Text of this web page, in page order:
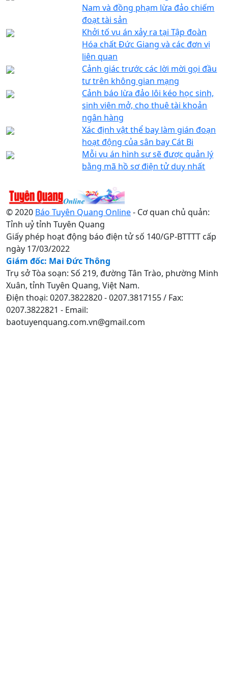
Nam và đồng phạm lừa đảo chiếm
đoạt tài sản
Khởi tố vụ án xảy ra tại Tập đoàn
Hóa chất Đức Giang và các đơn vị
liên quan
Cảnh giác trước các lời mời gọi đầu
tư trên không gian mạng
Cảnh báo lừa đảo lôi kéo học sinh,
sinh viên mở, cho thuê tài khoản
ngân hàng
Xác định vật thể bay làm gián đoạn
hoạt động của sân bay Cát Bi
Mỗi vụ án hình sự sẽ được quản lý
bằng mã hồ sơ điện tử duy nhất
© 2020 Báo Tuyên Quang Online- Cơ quan chủ quản:
Tỉnh uỷ tỉnh Tuyên Quang
Giấy phép hoạt động báo điện tử số 140/GP-BTTTT cấp
ngày 17/03/2022
Giám đốc: Mai Đức Thông
Trụ sở Tòa soạn: Số 219, đường Tân Trào, phường Minh
Xuân, tỉnh Tuyên Quang, Việt Nam.
Điện thoại: 0207.3822820 - 0207.3817155 / Fax:
0207.3822821 - Email:
baotuyenquang.com.vn@gmail.com